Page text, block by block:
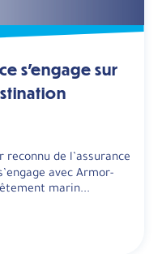
s’engage sur
reconnu de l’assurance
avec Armor-
marin...